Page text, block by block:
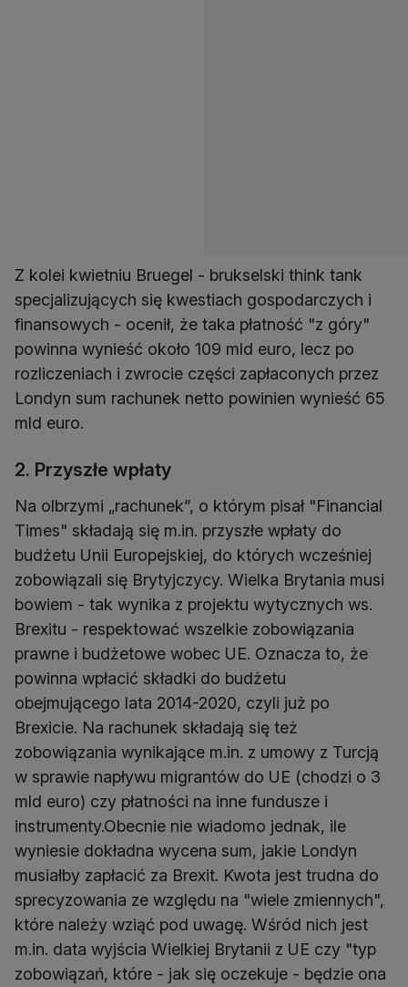
Z kolei kwietniu Bruegel - brukselski think tank
specjalizujących się kwestiach gospodarczych i
finansowych - ocenił, że taka płatność "z góry"
powinna wynieść około 109 mld euro, lecz po
rozliczeniach i zwrocie części zapłaconych przez
Londyn sum rachunek netto powinien wynieść 65
mld euro.
2. Przyszłe wpłaty
Na olbrzymi „rachunek”, o którym pisał "Financial
Times" składają się m.in. przyszłe wpłaty do
budżetu Unii Europejskiej, do których wcześniej
zobowiązali się Brytyjczycy. Wielka Brytania musi
bowiem - tak wynika z projektu wytycznych ws.
Brexitu - respektować wszelkie zobowiązania
prawne i budżetowe wobec UE. Oznacza to, że
powinna wpłacić składki do budżetu
obejmującego lata 2014-2020, czyli już po
Brexicie. Na rachunek składają się też
zobowiązania wynikające m.in. z umowy z Turcją
w sprawie napływu migrantów do UE (chodzi o 3
mld euro) czy płatności na inne fundusze i
instrumenty.Obecnie nie wiadomo jednak, ile
wyniesie dokładna wycena sum, jakie Londyn
musiałby zapłacić za Brexit. Kwota jest trudna do
sprecyzowania ze względu na "wiele zmiennych",
które należy wziąć pod uwagę. Wśród nich jest
m.in. data wyjścia Wielkiej Brytanii z UE czy "typ
zobowiązań, które - jak się oczekuje - będzie ona